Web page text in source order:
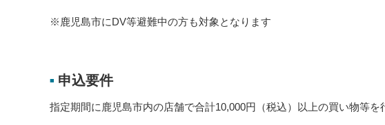
※鹿児島市にDV等避難中の方も対象となります
■ 申込要件
指定期間に鹿児島市内の店舗で合計10,000円（税込）以上の買い物等を